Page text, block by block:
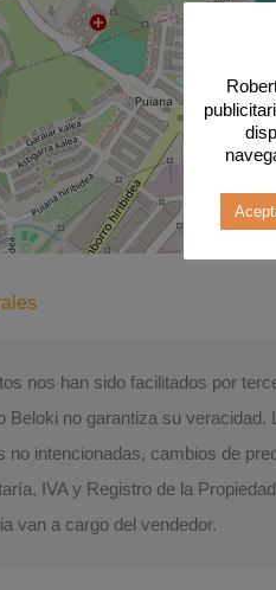
nos han sido facilitados por
Beloki no garantiza su
no intencionadas, cambios de
IVA y Registro de la
van a cargo del vendedor.